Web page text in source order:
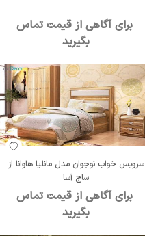
برای آگاهی از قیمت تماس
بگیرید
سرویس خواب نوجوان مدل مانلیا هاوانا از
ساج آسا
برای آگاهی از قیمت تماس
بگیرید